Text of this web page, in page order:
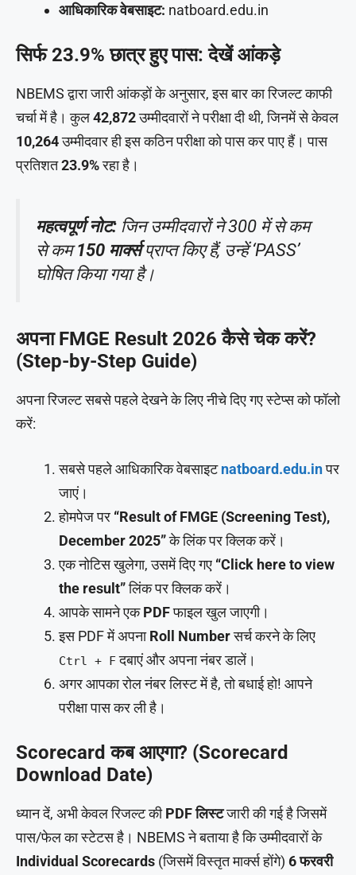
आधिकारिक वेबसाइट: natboard.edu.in
सिर्फ 23.9% छात्र हुए पास: देखें आंकड़े
NBEMS द्वारा जारी आंकड़ों के अनुसार, इस बार का रिजल्ट काफी
चर्चा में है। कुल42,872उम्मीदवारों ने परीक्षा दी थी, जिनमें से केवल
10,264उम्मीदवार ही इस कठिन परीक्षा को पास कर पाए हैं। पास
प्रतिशत23.9%रहा है।
महत्वपूर्ण नोट: जिन उम्मीदवारों ने 300 में से कम
से कम150 मार्क्सप्राप्त किए हैं, उन्हें ‘PASS’
घोषित किया गया है।
अपना FMGE Result 2026 कैसे चेक करें?
(Step-by-Step Guide)
अपना रिजल्ट सबसे पहले देखने के लिए नीचे दिए गए स्टेप्स को फॉलो
करें:
सबसे पहले आधिकारिक वेबसाइटnatboard.edu.inपर
जाएं।
होमपेज पर “Result of FMGE (Screening Test),
December 2025”के लिंक पर क्लिक करें।
एक नोटिस खुलेगा, उसमें दिए गए “Click here to view
the result”लिंक पर क्लिक करें।
आपके सामने एकPDFफाइल खुल जाएगी।
इस PDF में अपनाRoll Numberसर्च करने के लिए
Ctrl + Fदबाएं और अपना नंबर डालें।
अगर आपका रोल नंबर लिस्ट में है, तो बधाई हो! आपने
परीक्षा पास कर ली है।
Scorecard कब आएगा? (Scorecard
Download Date)
ध्यान दें, अभी केवल रिजल्ट कीPDF लिस्टजारी की गई है जिसमें
पास/फेल का स्टेटस है। NBEMS ने बताया है कि उम्मीदवारों के
Individual Scorecards (जिसमें विस्तृत मार्क्स होंगे) 6 फरवरी